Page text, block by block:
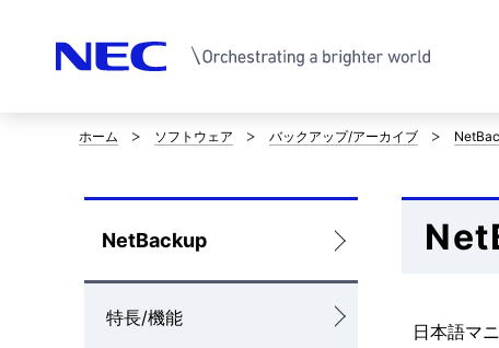
サ
イ
ト
内
ホーム ソフトウェア バックアップ/アーカイブ
ロ
ー
カ
NetBackup
特長/機能
日本語マ